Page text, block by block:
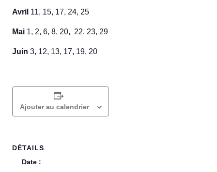
Avril 11, 15, 17, 24, 25
Mai 1, 2, 6, 8, 20, 22, 23, 29
Juin 3, 12, 13, 17, 19, 20
Ajouter au calendrier
DÉTAILS
Date :